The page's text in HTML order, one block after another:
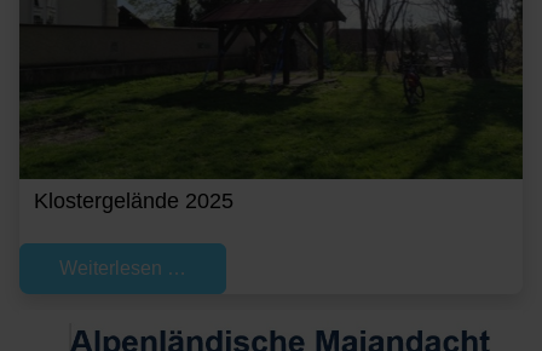
Klostergelände 2025
Weiterlesen …